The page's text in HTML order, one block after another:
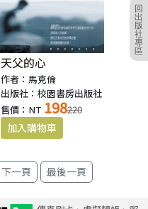
回
出
版
社
專
區
天父的心
作者：馬克倫
出版社：校園書房出版社
售價：NT 198220